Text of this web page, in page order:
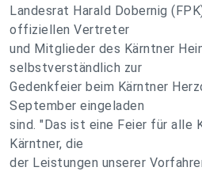
Landesrat Harald Dobernig
offiziellen Vertreter
und Mitglieder des Kärntner
selbstverständlich zur
Gedenkfeier beim Kärntner
September eingeladen
sind. "Das ist eine Feier für alle
Kärntner, die
der Leistungen unserer